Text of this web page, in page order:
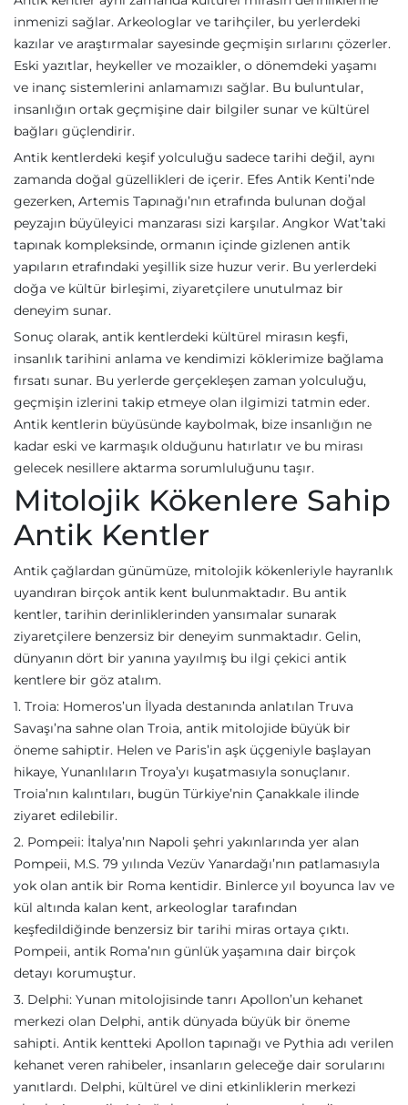
inmenizi sağlar. Arkeologlar ve tarihçiler, bu yerlerdeki
kazılar ve araştırmalar sayesinde geçmişin sırlarını çözerler.
Eski yazıtlar, heykeller ve mozaikler, o dönemdeki yaşamı
ve inanç sistemlerini anlamamızı sağlar. Bu buluntular,
insanlığın ortak geçmişine dair bilgiler sunar ve kültürel
bağları güçlendirir.
Antik kentlerdeki keşif yolculuğu sadece tarihi değil, aynı
zamanda doğal güzellikleri de içerir. Efes Antik Kenti’nde
gezerken, Artemis Tapınağı’nın etrafında bulunan doğal
peyzajın büyüleyici manzarası sizi karşılar. Angkor Wat’taki
tapınak kompleksinde, ormanın içinde gizlenen antik
yapıların etrafındaki yeşillik size huzur verir. Bu yerlerdeki
doğa ve kültür birleşimi, ziyaretçilere unutulmaz bir
deneyim sunar.
Sonuç olarak, antik kentlerdeki kültürel mirasın keşfi,
insanlık tarihini anlama ve kendimizi köklerimize bağlama
fırsatı sunar. Bu yerlerde gerçekleşen zaman yolculuğu,
geçmişin izlerini takip etmeye olan ilgimizi tatmin eder.
Antik kentlerin büyüsünde kaybolmak, bize insanlığın ne
kadar eski ve karmaşık olduğunu hatırlatır ve bu mirası
gelecek nesillere aktarma sorumluluğunu taşır.
Mitolojik Kökenlere Sahip
Antik Kentler
Antik çağlardan günümüze, mitolojik kökenleriyle hayranlık
uyandıran birçok antik kent bulunmaktadır. Bu antik
kentler, tarihin derinliklerinden yansımalar sunarak
ziyaretçilere benzersiz bir deneyim sunmaktadır. Gelin,
dünyanın dört bir yanına yayılmış bu ilgi çekici antik
kentlere bir göz atalım.
1. Troia: Homeros’un İlyada destanında anlatılan Truva
Savaşı’na sahne olan Troia, antik mitolojide büyük bir
öneme sahiptir. Helen ve Paris’in aşk üçgeniyle başlayan
hikaye, Yunanlıların Troya’yı kuşatmasıyla sonuçlanır.
Troia’nın kalıntıları, bugün Türkiye’nin Çanakkale ilinde
ziyaret edilebilir.
2. Pompeii: İtalya’nın Napoli şehri yakınlarında yer alan
Pompeii, M.S. 79 yılında Vezüv Yanardağı’nın patlamasıyla
yok olan antik bir Roma kentidir. Binlerce yıl boyunca lav ve
kül altında kalan kent, arkeologlar tarafından
keşfedildiğinde benzersiz bir tarihi miras ortaya çıktı.
Pompeii, antik Roma’nın günlük yaşamına dair birçok
detayı korumuştur.
3. Delphi: Yunan mitolojisinde tanrı Apollon’un kehanet
merkezi olan Delphi, antik dünyada büyük bir öneme
sahipti. Antik kentteki Apollon tapınağı ve Pythia adı verilen
kehanet veren rahibeler, insanların geleceğe dair sorularını
yanıtlardı. Delphi, kültürel ve dini etkinliklerin merkezi